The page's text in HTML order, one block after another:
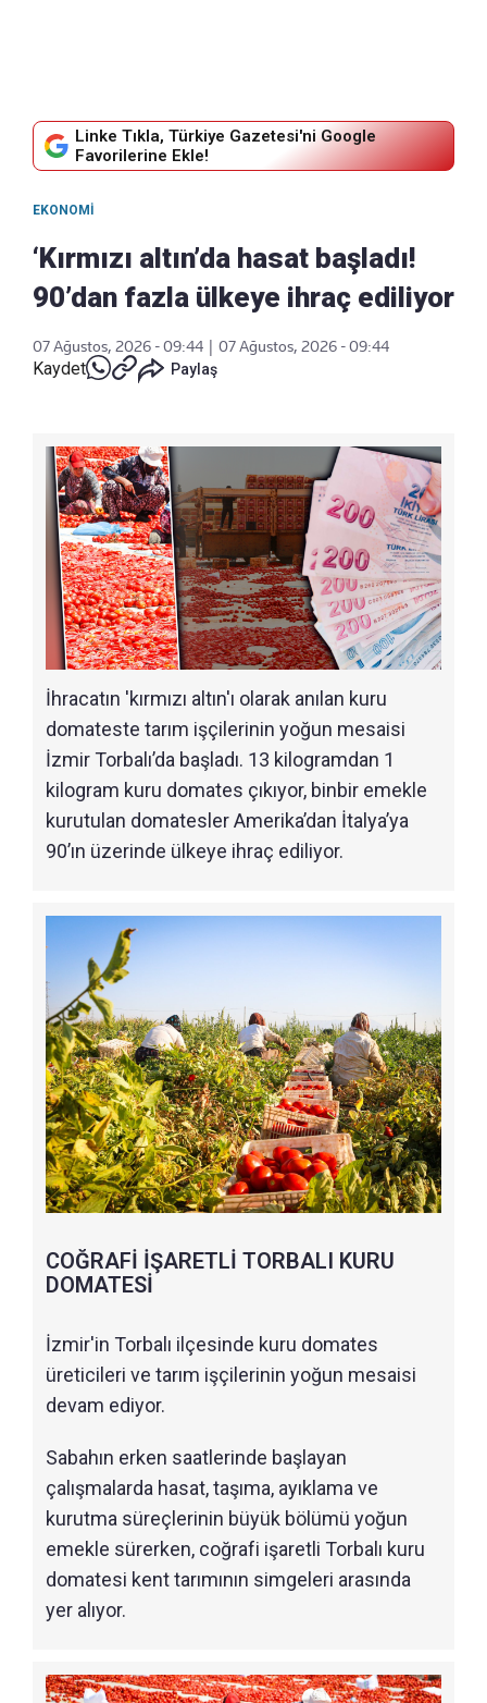
Linke Tıkla, Türkiye Gazetesi'ni Google
Favorilerine Ekle!
EKONOMI
‘Kırmızı altın’da hasat başladı!
90’dan fazla ülkeye ihraç ediliyor
07 Ağustos, 2026 - 09:44 07 Ağustos, 2026 - 09:44
Kaydet Paylaş
İhracatın 'kırmızı altın'ı olarak anılan kuru
domateste tarım işçilerinin yoğun mesaisi
İzmir Torbalı’da başladı. 13 kilogramdan 1
kilogram kuru domates çıkıyor, binbir emekle
kurutulan domatesler Amerika’dan İtalya’ya
90’ın üzerinde ülkeye ihraç ediliyor.
COĞRAFİ İŞARETLİ TORBALI KURU
DOMATESİ
İzmir'in Torbalı ilçesinde kuru domates
üreticileri ve tarım işçilerinin yoğun mesaisi
devam ediyor.
Sabahın erken saatlerinde başlayan
çalışmalarda hasat, taşıma, ayıklama ve
kurutma süreçlerinin büyük bölümü yoğun
emekle sürerken, coğrafi işaretli Torbalı kuru
domatesi kent tarımının simgeleri arasında
yer alıyor.